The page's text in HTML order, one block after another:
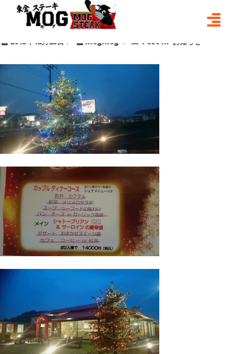
12/27まで「クリスマス限定！！カップルデ
ィナーコース」
2015年12月23日 mogmog Post in お知らせ